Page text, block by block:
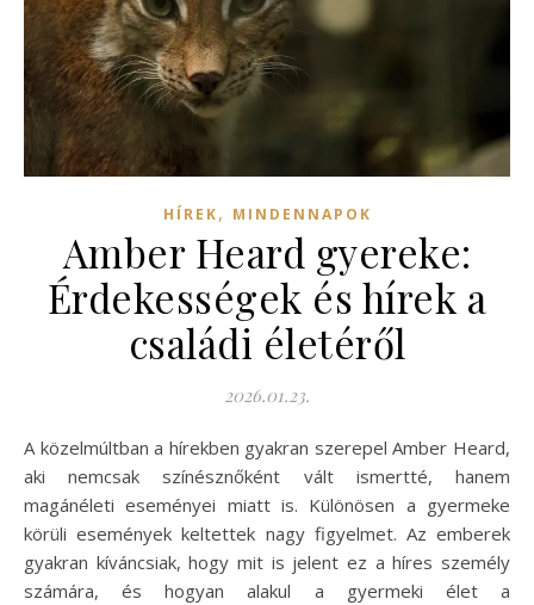
HÍREK, MINDENNAPOK
Amber Heard gyereke:
Érdekességek és hírek a
családi életéről
2026.01.23.
A közelmúltban a hírekben gyakran szerepel Amber Heard,
aki nemcsak színésznőként vált ismertté, hanem
magánéleti eseményei miatt is. Különösen a gyermeke
körüli események keltettek nagy figyelmet. Az emberek
gyakran kíváncsiak, hogy mit is jelent ez a híres személy
számára, és hogyan alakul a gyermeki élet a